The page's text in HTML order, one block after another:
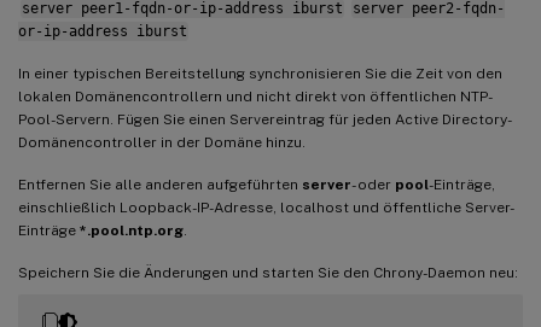
server peer1-fqdn-or-ip-address iburst
server peer2-fqdn-
or-ip-address iburst
In einer typischen Bereitstellung synchronisieren Sie die Zeit von den
lokalen Domänencontrollern und nicht direkt von öffentlichen NTP-
Pool-Servern. Fügen Sie einen Servereintrag für jeden Active Directory-
Domänencontroller in der Domäne hinzu.
Entfernen Sie alle anderen aufgeführten server- oder pool-Einträge,
einschließlich Loopback-IP-Adresse, localhost und öffentliche Server-
Einträge *.pool.ntp.org
Speichern Sie die Änderungen und starten Sie den Chrony-Daemon neu: